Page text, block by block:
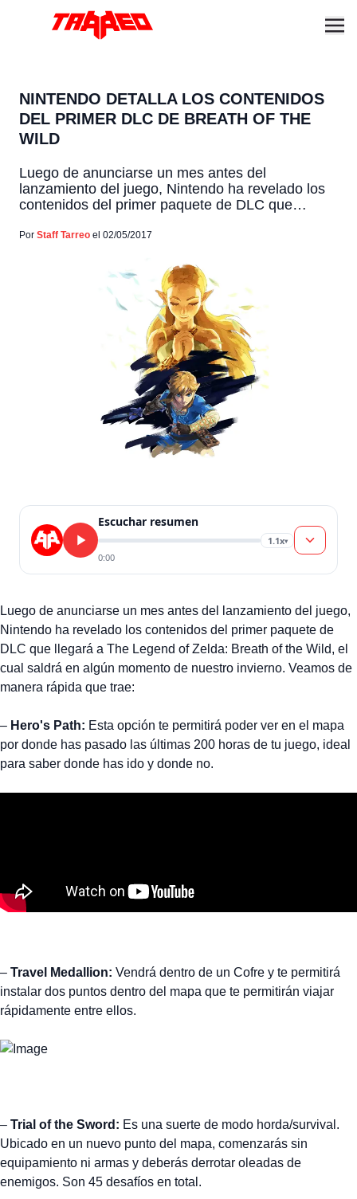
NINTENDO DETALLA LOS CONTENIDOS
DEL PRIMER DLC DE BREATH OF THE
WILD
Luego de anunciarse un mes antes del
lanzamiento del juego, Nintendo ha revelado los
contenidos del primer paquete de DLC que
el cual saldrá en algún momento de nuestro
Hero's Path: Esta opción te permitirá poder ver
Por Staff Tarreo el 02/05/2017
Escuchar resumen
1.1x▾
0:00
Luego de anunciarse un mes antes del lanzamiento del juego,
Nintendo ha revelado los contenidos del primer paquete de
DLC que llegará a The Legend of Zelda: Breath of the Wild, el
cual saldrá en algún momento de nuestro invierno. Veamos de
manera rápida que trae:
– Hero's Path: Esta opción te permitirá poder ver en el mapa
por donde has pasado las últimas 200 horas de tu juego, ideal
para saber donde has ido y donde no.
– Travel Medallion: Vendrá dentro de un Cofre y te permitirá
instalar dos puntos dentro del mapa que te permitirán viajar
rápidamente entre ellos.
– Trial of the Sword: Es una suerte de modo horda/survival.
Ubicado en un nuevo punto del mapa, comenzarás sin
equipamiento ni armas y deberás derrotar oleadas de
enemigos. Son 45 desafíos en total.